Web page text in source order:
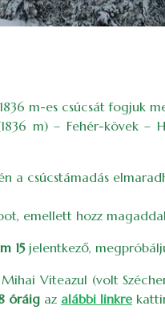
m-es csúcsát fogjuk
m) – Fehér-kövek –
a csúcstámadás
emellett hozz
15jelentkező,
Viteazul (volt
óráig az alábbi linkre